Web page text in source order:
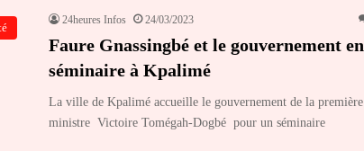
24heures Infos 24/03/2023
Faure Gnassingbé et le gouvernement en
séminaire à Kpalimé
La ville de Kpalimé accueille le gouvernement de la première
ministre Victoire Tomégah-Dogbé pour un séminaire